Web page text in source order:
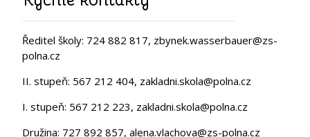
Ředitel školy: 724 882 817, zbynek.wasserbauer@zs-
polna.cz
II. stupeň: 567 212 404, zakladni.skola@polna.cz
I. stupeň: 567 212 223, zakladni.skola@polna.cz
Družina: 727 892 857, alena.vlachova@zs-polna.cz